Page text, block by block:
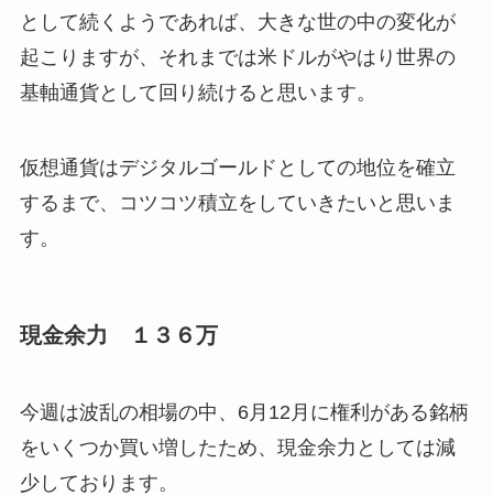
として続くようであれば、大きな世の中の変化が
起こりますが、それまでは米ドルがやはり世界の
基軸通貨として回り続けると思います。
仮想通貨はデジタルゴールドとしての地位を確立
するまで、コツコツ積立をしていきたいと思いま
す。
現金余力 １３６万
今週は波乱の相場の中、6月12月に権利がある銘柄
をいくつか買い増したため、現金余力としては減
少しております。